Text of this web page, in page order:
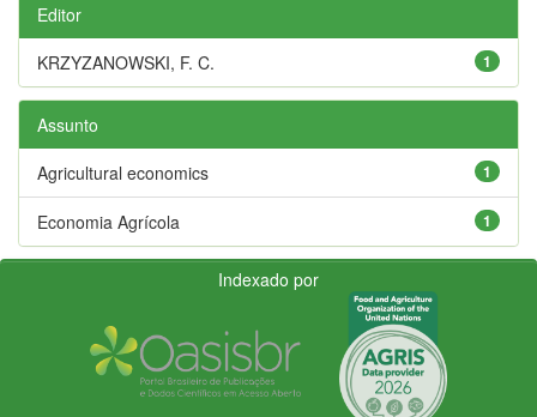
Editor
1
KRZYZANOWSKI, F. C.
Assunto
1
Agricultural economics
1
Economia Agrícola
Indexado por